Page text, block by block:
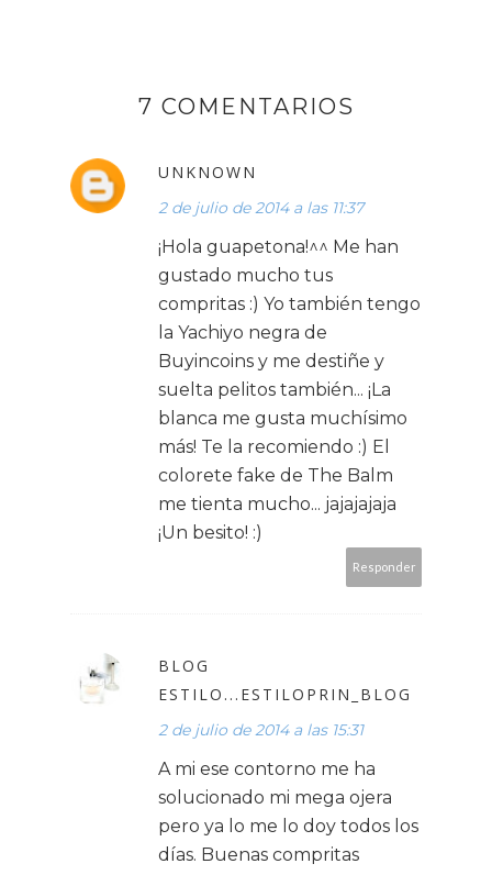
7 COMENTARIOS
UNKNOWN
2 de julio de 2014 a las 11:37
¡Hola guapetona!^^ Me han
gustado mucho tus
compritas :) Yo también tengo
la Yachiyo negra de
Buyincoins y me destiñe y
suelta pelitos también... ¡La
blanca me gusta muchísimo
más! Te la recomiendo :) El
colorete fake de The Balm
me tienta mucho... jajajajaja
¡Un besito! :)
Responder
BLOG
ESTILO...ESTILOPRIN_BLOG
2 de julio de 2014 a las 15:31
A mi ese contorno me ha
solucionado mi mega ojera
pero ya lo me lo doy todos los
días. Buenas compritas